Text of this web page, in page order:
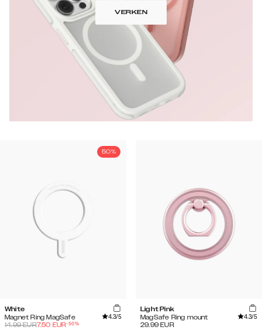
VERKEN
50%
White
Magnet Ring MagSafe
4.3/5
14.99EUR7.50 EUR-50%
Light Pink
MagSafe Ring mount
4.3/5
29.99 EUR